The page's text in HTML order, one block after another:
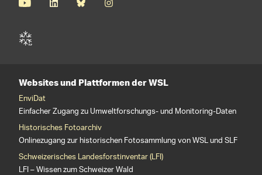
Websites und Plattformen der WSL
EnviDat
Einfacher Zugang zu Umweltforschungs- und Monitoring-Daten
Historisches Fotoarchiv
Onlinezugang zur historischen Fotosammlung von WSL und SLF
Schweizerisches Landesforstinventar (LFI)
LFI – Wissen zum Schweizer Wald